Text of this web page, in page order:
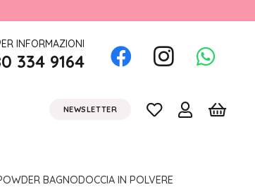
INFORMAZIONI
334 9164
NEWSLETTER
BAGNODOCCIA IN POLVERE